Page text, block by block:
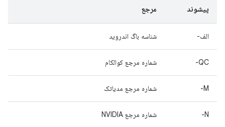
پیشوند مرجع
الف- شناسه باگ اندروید
QC- شماره مرجع کوالکام
M- شماره مرجع مدیاتک
N- شماره مرجع NVIDIA